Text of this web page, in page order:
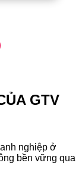
GTV
nghiệp ở
bền vững qua